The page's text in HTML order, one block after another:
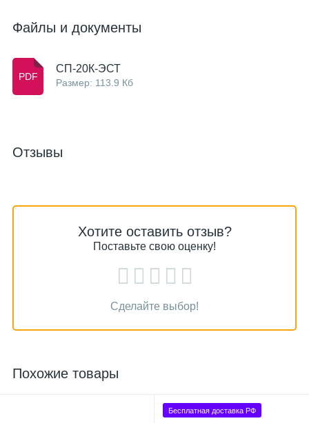
Файлы и документы
СП-20К-ЭСТ
Размер: 113.9 Кб
Отзывы
Хотите оставить отзыв?
Поставьте свою оценку!
Сделайте выбор!
Похожие товары
Бесплатная доставка РФ